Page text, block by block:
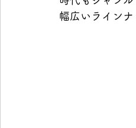
幅広いラインナ